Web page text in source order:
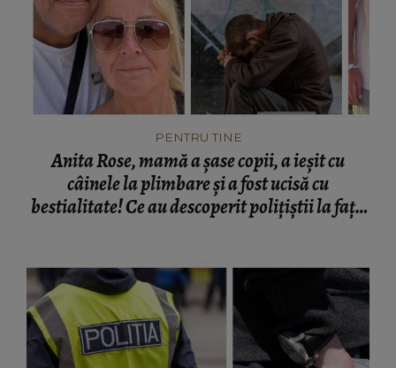
PENTRU TINE
Anita Rose, mamă a șase copii, a ieșit cu
câinele la plimbare și a fost ucisă cu
bestialitate! Ce au descoperit polițiștii la fața